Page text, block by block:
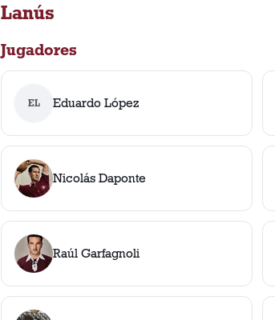
Lanús
Jugadores
EL Eduardo López
Nicolás Daponte
Raúl Garfagnoli